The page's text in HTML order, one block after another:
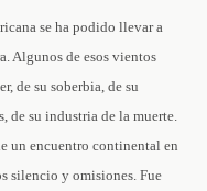
se ha podido llevar a
Algunos de esos vientos
de su soberbia, de su
de su industria de la muerte.
un encuentro continental en
silencio y omisiones. Fue